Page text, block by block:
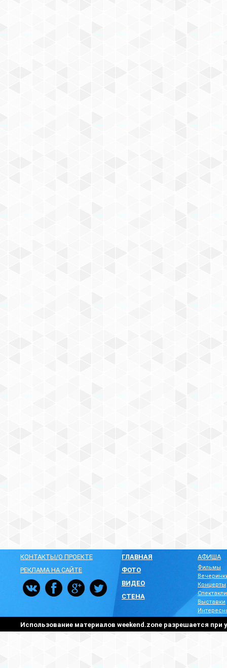
КОНТАКТЫ/О ПРОЕКТЕ
РЕКЛАМА НА САЙТЕ
ГЛАВНАЯ
ФОТО
ВИДЕО
СТЕНА
АФИША
Фильмы
Концерты
Спектакли
Выставки
Использование материалов weekend.zone разрешается